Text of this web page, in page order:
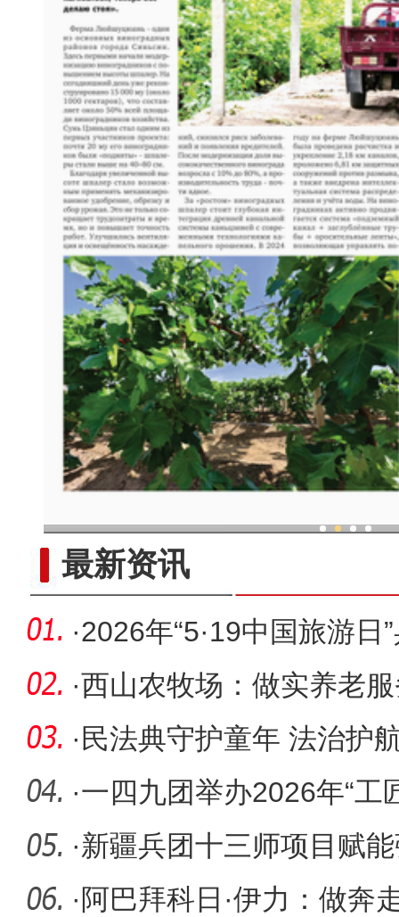
最新资讯
·2026年“5·19中国旅游日
师兵地
·西山农牧场：做实养老
红”
· 民法典守护童年 法治
人民检察
·一四九团举办2026年“工
赛暨第
·新疆兵团十三师项目赋
人心
· 阿巴拜科日·伊力：做奔